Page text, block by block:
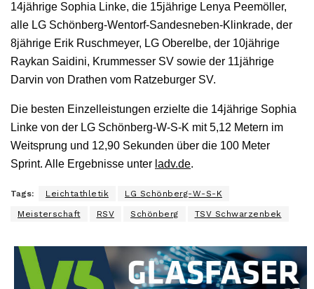
14jährige Sophia Linke, die 15jährige Lenya Peemöller,
alle LG Schönberg-Wentorf-Sandesneben-Klinkrade, der
8jährige Erik Ruschmeyer, LG Oberelbe, der 10jährige
Raykan Saidini, Krummesser SV sowie der 11jährige
Darvin von Drathen vom Ratzeburger SV.
Die besten Einzelleistungen erzielte die 14jährige Sophia
Linke von der LG Schönberg-W-S-K mit 5,12 Metern im
Weitsprung und 12,90 Sekunden über die 100 Meter
Sprint. Alle Ergebnisse unter ladv.de.
Tags: Leichtathletik LG Schönberg-W-S-K
Meisterschaft RSV Schönberg TSV Schwarzenbek